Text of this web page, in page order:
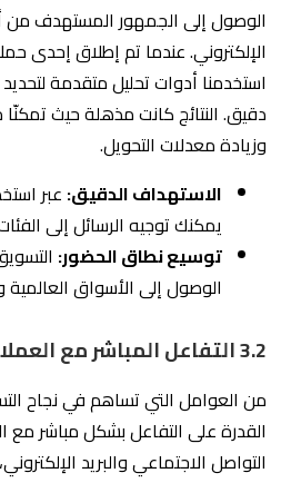
الوصول إلى الجمهور المستهدف من
الإلكتروني. عندما تم إطلاق إحدى
استخدمنا أدوات تحليل متقدمة
دقيق. النتائج كانت مذهلة حيث
وزيادة معدلات التحويل.
الاستهداف الدقيق: عبر
يمكنك توجيه الرسائل إلى
توسيع نطاق الحضور:
الوصول إلى الأسواق
3.2 التفاعل المباشر مع العملاء
من العوامل التي تساهم في نجاح
القدرة على التفاعل بشكل مباشر
التواصل الاجتماعي والبريد